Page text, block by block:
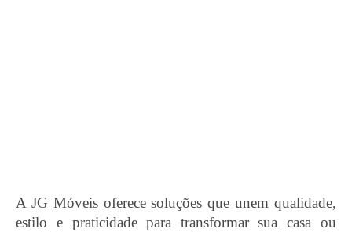
A JG Móveis oferece soluções que unem qualidade,
estilo e praticidade para transformar sua casa ou